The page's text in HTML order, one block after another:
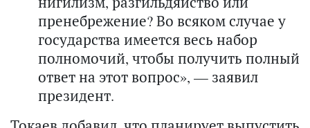
пренебрежение? Во всяком случае у
государства имеется весь набор
полномочий, чтобы получить полный
ответ на этот вопрос», — заявил
президент.